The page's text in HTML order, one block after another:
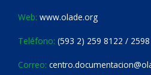
Web: www.olade.org
Teléfono: (593 2) 259 8122 /
Correo: